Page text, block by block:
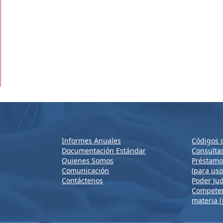
Informes Anuales
Documentación Estándar
Quienes Somos
Comunicación
Contáctenos
Códigos
(para
Poder
materia